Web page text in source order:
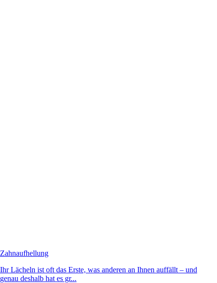
Zahnaufhellung
Ihr Lächeln ist oft das Erste, was anderen an Ihnen auffällt – und
genau deshalb hat es gr...